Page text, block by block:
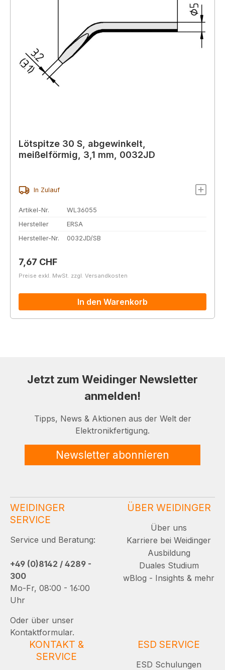
Lötspitze 30 S, abgewinkelt,
meißelförmig, 3,1 mm, 0032JD
In Zulauf
Artikel-Nr.
WL36055
Hersteller
ERSA
Hersteller-Nr.
0032JD/SB
Regulärer Preis:
7,67 CHF
Preise exkl. MwSt. zzgl. Versandkosten
In den Warenkorb
Jetzt zum Weidinger Newsletter
anmelden!
Tipps, News & Aktionen aus der Welt der
Elektronikfertigung.
Newsletter abonnieren
WEIDINGER
SERVICE
Service und Beratung:
+49 (0)8142 / 4289 -
300
Mo-Fr, 08:00 - 16:00
Uhr
Oder über unser
Kontaktformular.
ÜBER WEIDINGER
Über uns
Karriere bei Weidinger
Ausbildung
Duales Studium
wBlog - Insights & mehr
KONTAKT &
SERVICE
ESD SERVICE
ESD Schulungen